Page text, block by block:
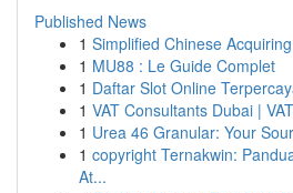
Published News
1 Simplified Chinese
1 MU88 : Le Guide Complet
1 Daftar Slot Online
1 VAT Consultants Dubai |
1 Urea 46 Granular: Your
1 copyright Ternakwin:
At...